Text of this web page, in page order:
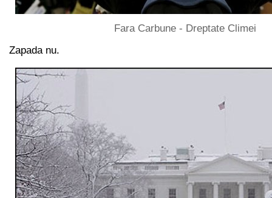
Fara Carbune - Dreptate Climei
Zapada nu.